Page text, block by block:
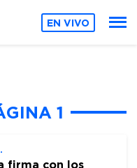
EN VIVO
1
firma con los